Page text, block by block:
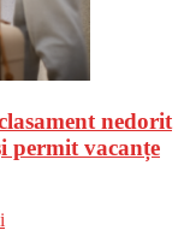
nedorit
permit vacanțe